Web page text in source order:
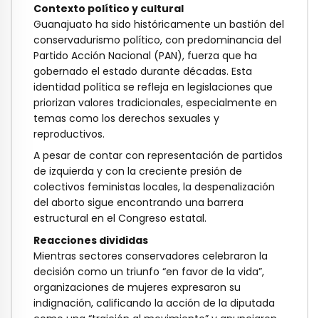
Contexto político y cultural
Guanajuato ha sido históricamente un bastión del
conservadurismo político, con predominancia del
Partido Acción Nacional (PAN), fuerza que ha
gobernado el estado durante décadas. Esta
identidad política se refleja en legislaciones que
priorizan valores tradicionales, especialmente en
temas como los derechos sexuales y
reproductivos.
A pesar de contar con representación de partidos
de izquierda y con la creciente presión de
colectivos feministas locales, la despenalización
del aborto sigue encontrando una barrera
estructural en el Congreso estatal.
Reacciones divididas
Mientras sectores conservadores celebraron la
decisión como un triunfo “en favor de la vida”,
organizaciones de mujeres expresaron su
indignación, calificando la acción de la diputada